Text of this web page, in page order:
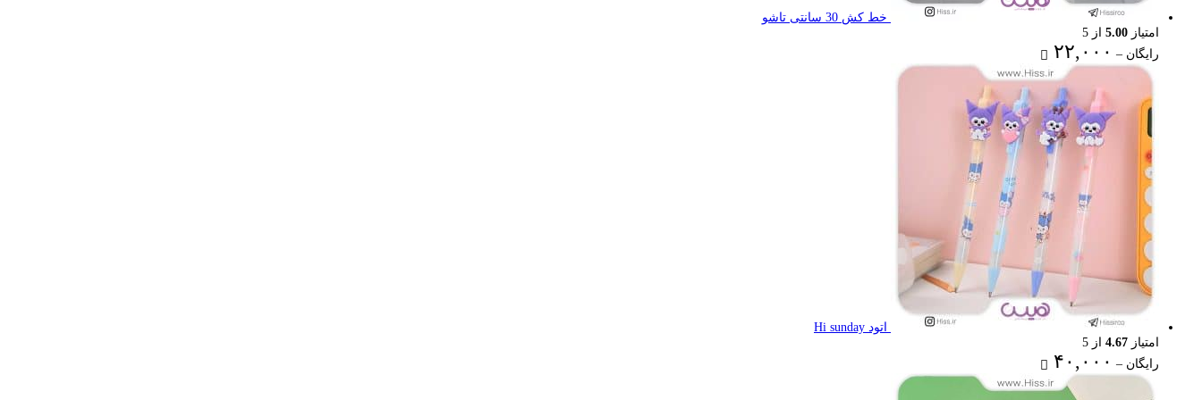
خط کش 30 سانتی تاشو
امتیاز 5.00 از 5
رایگان – ۲۲,۰۰۰
رایگان
through
۲۲,۰۰۰ تومان
اتود Hi sunday
امتیاز 4.67 از 5
رایگان – ۴۰,۰۰۰
رایگان